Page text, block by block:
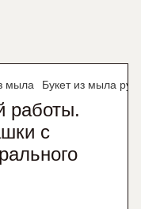
мыла Букет из мыла
работы.
с